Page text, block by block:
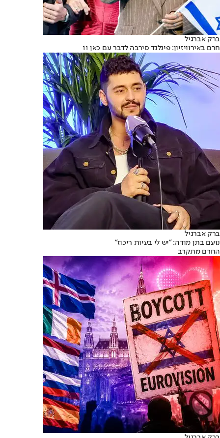
ברק אברגיל
חרם באירוויזיון: פינלנד סירבה לדבר עם כאן 11
ברק אברגיל
נועם בתן מודה: "יש לי בעיות ריכוז"
החרם מתקרב